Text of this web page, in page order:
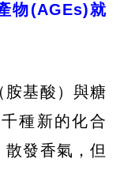
物(AGEs)就
胺基酸）與糖
種新的化合
發香氣，但